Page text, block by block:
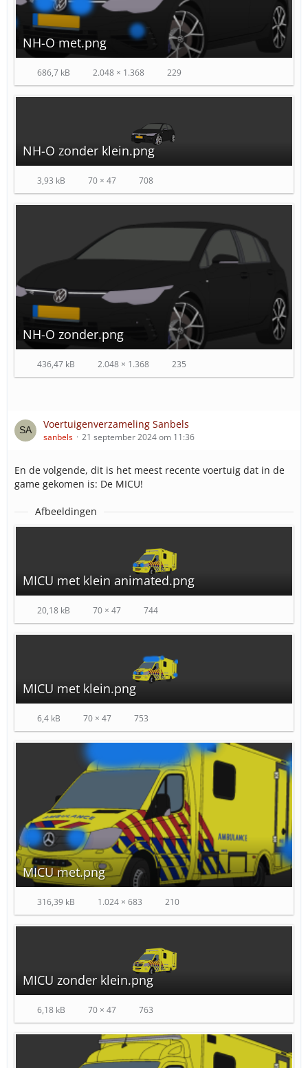
NH-O met.png
686,7 kB 2.048 × 1.368 229
NH-O zonder klein.png
3,93 kB 70 × 47 708
NH-O zonder.png
436,47 kB 2.048 × 1.368 235
Voertuigenverzameling Sanbels
sanbels 21 september 2024 om 11:36
En de volgende, dit is het meest recente voertuig dat in de
game gekomen is: De MICU!
Afbeeldingen
MICU met klein animated.png
20,18 kB 70 × 47 744
MICU met klein.png
6,4 kB 70 × 47 753
MICU met.png
316,39 kB 1.024 × 683 210
MICU zonder klein.png
6,18 kB 70 × 47 763